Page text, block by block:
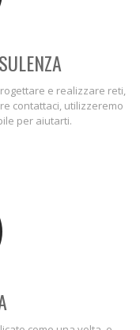
e realizzare reti,
contattaci, utilizzeremo
per aiutarti.